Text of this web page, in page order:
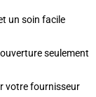
un soin facile
seulement
votre fournisseur